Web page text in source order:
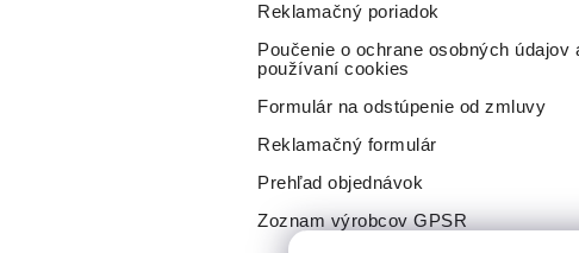
Reklamačný poriadok
Poučenie o ochrane osobných údajov
používaní cookies
Formulár na odstúpenie od zmluvy
Reklamačný formulár
Prehľad objednávok
Zoznam výrobcov GPSR